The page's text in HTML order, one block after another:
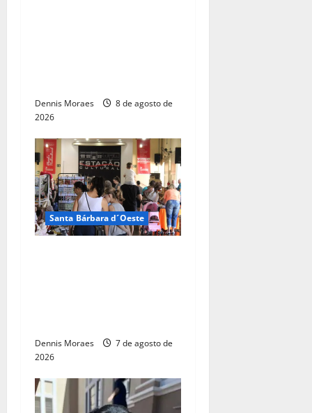
Dennis Moraes
8 de agosto de
2026
Santa Bárbara d´Oeste
Dennis Moraes
7 de agosto de
2026